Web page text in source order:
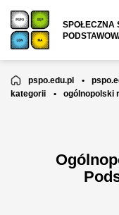
SPOŁECZNA
pspo.edu.pl •
kategorii
• ogólnopolski